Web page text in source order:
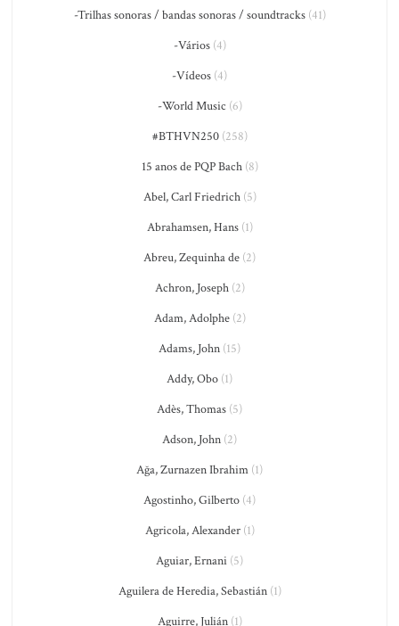
-Trilhas sonoras / bandas sonoras / soundtracks(41)
-Vários(4)
-Vídeos (4)
-World Music (6)
#BTHVN250(258)
15 anos de PQP Bach(8)
Abel, Carl Friedrich(5)
Abrahamsen, Hans(1)
Abreu, Zequinha de (2)
Achron, Joseph(2)
Adam, Adolphe(2)
Adams, John (15)
Addy, Obo (1)
Adès, Thomas (5)
Adson, John (2)
Ağa, Zurnazen Ibrahim (1)
Agostinho, Gilberto (4)
Agricola, Alexander(1)
Aguiar, Ernani (5)
Aguilera de Heredia, Sebastián(1)
Aguirre, Julián(1)